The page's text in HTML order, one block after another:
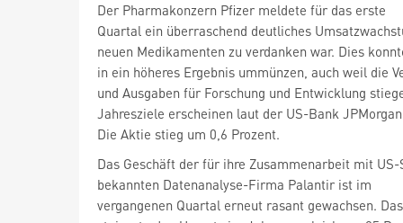
Der Pharmakonzern Pfizer meldete für das erste
Quartal ein überraschend deutliches
neuen Medikamenten zu verdanken war. Dies
in ein höheres Ergebnis ummünzen, auch weil die
und Ausgaben für Forschung und Entwicklung
Jahresziele erscheinen laut der US-Bank
Die Aktie stieg um 0,6 Prozent.
Das Geschäft der für ihre Zusammenarbeit mit
bekannten Datenanalyse-Firma Palantir ist im
vergangenen Quartal erneut rasant gewachsen.